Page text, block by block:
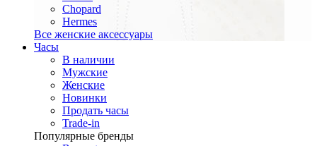
Chopard
Hermes
Все женские аксессуары
Часы
В наличии
Мужские
Женские
Новинки
Продать часы
Trade-in
Популярные бренды